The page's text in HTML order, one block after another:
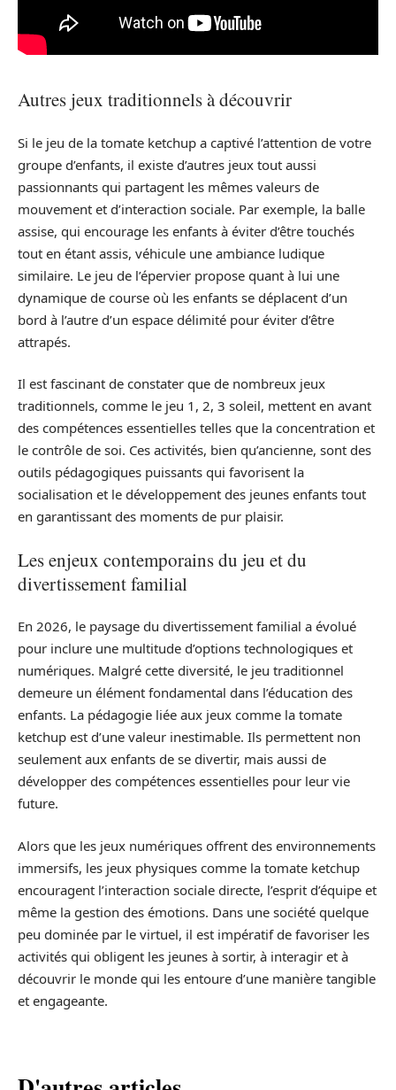
Autres jeux traditionnels à découvrir
Si le jeu de la tomate ketchup a captivé l’attention de votre
groupe d’enfants, il existe d’autres jeux tout aussi
passionnants qui partagent les mêmes valeurs de
mouvement et d’interaction sociale. Par exemple, la balle
assise, qui encourage les enfants à éviter d’être touchés
tout en étant assis, véhicule une ambiance ludique
similaire. Le jeu de l’épervier propose quant à lui une
dynamique de course où les enfants se déplacent d’un
bord à l’autre d’un espace délimité pour éviter d’être
attrapés.
Il est fascinant de constater que de nombreux jeux
traditionnels, comme le jeu 1, 2, 3 soleil, mettent en avant
des compétences essentielles telles que la concentration et
le contrôle de soi. Ces activités, bien qu’ancienne, sont des
outils pédagogiques puissants qui favorisent la
socialisation et le développement des jeunes enfants tout
en garantissant des moments de pur plaisir.
Les enjeux contemporains du jeu et du
divertissement familial
En 2026, le paysage du divertissement familial a évolué
pour inclure une multitude d’options technologiques et
numériques. Malgré cette diversité, le jeu traditionnel
demeure un élément fondamental dans l’éducation des
enfants. La pédagogie liée aux jeux comme la tomate
ketchup est d’une valeur inestimable. Ils permettent non
seulement aux enfants de se divertir, mais aussi de
développer des compétences essentielles pour leur vie
future.
Alors que les jeux numériques offrent des environnements
immersifs, les jeux physiques comme la tomate ketchup
encouragent l’interaction sociale directe, l’esprit d’équipe et
même la gestion des émotions. Dans une société quelque
peu dominée par le virtuel, il est impératif de favoriser les
activités qui obligent les jeunes à sortir, à interagir et à
découvrir le monde qui les entoure d’une manière tangible
et engageante.